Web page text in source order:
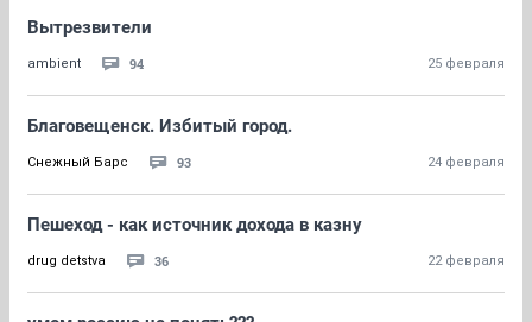
Вытрезвители
ambient 94 25 февраля
Благовещенск. Избитый город.
Снежный Барс 93 24 февраля
Пешеход - как источник дохода в казну
drug detstva 36 22 февраля